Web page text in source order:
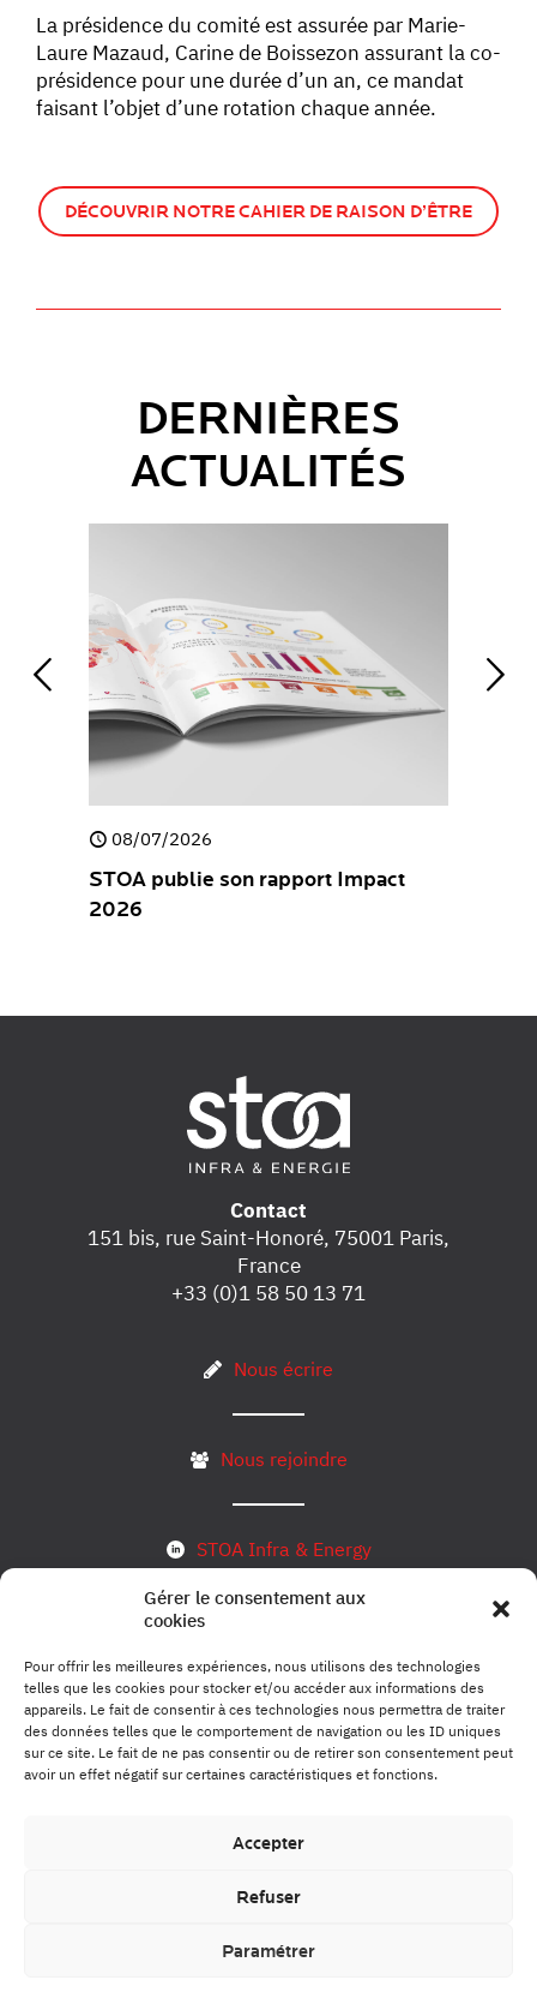
Gérer le consentement aux
cookies
Pour offrir les meilleures expériences, nous utilisons des technologies
telles que les cookies pour stocker et/ou accéder aux informations des
appareils. Le fait de consentir à ces technologies nous permettra de traiter
des données telles que le comportement de navigation ou les ID uniques
sur ce site. Le fait de ne pas consentir ou de retirer son consentement peut
avoir un effet négatif sur certaines caractéristiques et fonctions.
Accepter
Refuser
Paramétrer
La présidence du comité est assurée par Marie-
Laure Mazaud, Carine de Boissezon assurant la co-
présidence pour une durée d’un an, ce mandat
faisant l’objet d’une rotation chaque année.
DÉCOUVRIR NOTRE CAHIER DE RAISON D’ÊTRE
DERNIÈRES
ACTUALITÉS
08/07/2026
STOA publie son rapport Impact
2026
Contact
151 bis, rue Saint-Honoré, 75001 Paris,
France
+33 (0)1 58 50 13 71
Nous écrire
Nous rejoindre
STOA Infra & Energy
Mentions légales